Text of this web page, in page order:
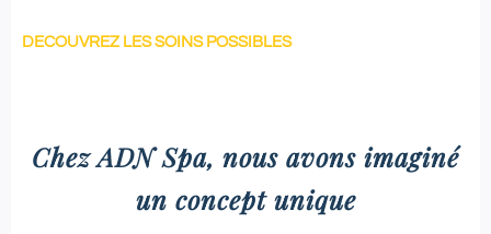
DECOUVREZ LES SOINS POSSIBLES
Chez ADN Spa, nous avons imaginé
un concept unique